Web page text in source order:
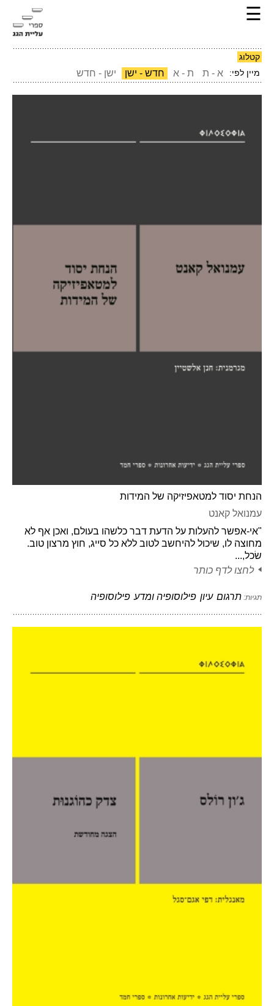
☰
קטלוג
מיין לפי:
א - ת ת - א חדש - ישן ישן - חדש
הנחת יסוד למטאפיזיקה של המידות
עמנואל קאנט
"אי-אפשר להעלות על הדעת דבר כלשהו בעולם, ואכן אף לא
מחוצה לו, שיכול להיחשב לטוב ללא כל סייג, חוץ מרצון טוב.
שׂכל,...
לחצו לדף כותר
תגיות: תרגום עיון פילוסופיה ומדע פילוסופיה